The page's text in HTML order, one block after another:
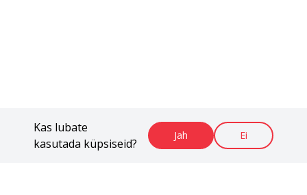
Kas lubate
kasutada küpsiseid?
Jah Ei